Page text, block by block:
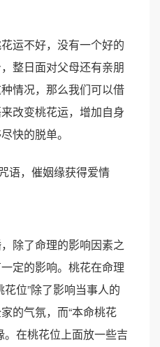
不好，没有一个好的
整日面对父母还有亲朋
情况，那么我们可以借
改变桃花运，增加自身
快的脱单。
了命理的影响因素之
定的影响。桃花在命理
位”除了影响当事人的
的气氛，而“本命桃花
。在桃花位上面放一些吉